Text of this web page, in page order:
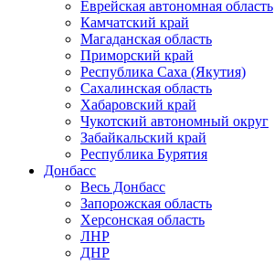
Еврейская автономная область
Камчатский край
Магаданская область
Приморский край
Республика Саха (Якутия)
Сахалинская область
Хабаровский край
Чукотский автономный округ
Забайкальский край
Республика Бурятия
Донбасс
Весь Донбасс
Запорожская область
Херсонская область
ЛНР
ДНР